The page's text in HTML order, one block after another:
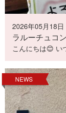
2026年05月18日
ラルーチュコ
こんにちは😊 い
NEWS